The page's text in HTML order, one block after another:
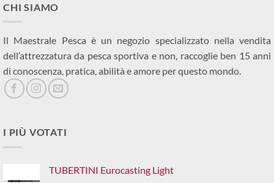
CHI SIAMO
Il Maestrale Pesca è un negozio specializzato nella vendita
dell’attrezzatura da pesca sportiva e non, raccoglie ben 15 anni
di conoscenza, pratica, abilità e amore per questo mondo.
I PIÙ VOTATI
TUBERTINI Eurocasting Light